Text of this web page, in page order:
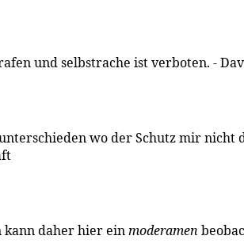
und selbstrache ist verboten. -
wo der Schutz mir nicht
kann daher hier einmoderamen